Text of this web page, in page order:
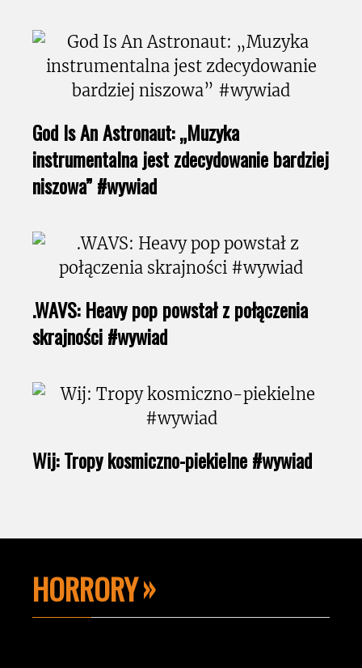
God Is An Astronaut: „Muzyka
instrumentalna jest zdecydowanie bardziej
niszowa” #wywiad
.WAVS: Heavy pop powstał z połączenia
skrajności #wywiad
Wij: Tropy kosmiczno-piekielne #wywiad
HORRORY